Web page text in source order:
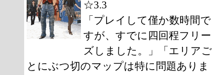
☆3.3
「プレイして僅か数時間で
すが、すでに四回程フリー
ズしました。」「エリアご
とにぶつ切のマップは特に問題ありま